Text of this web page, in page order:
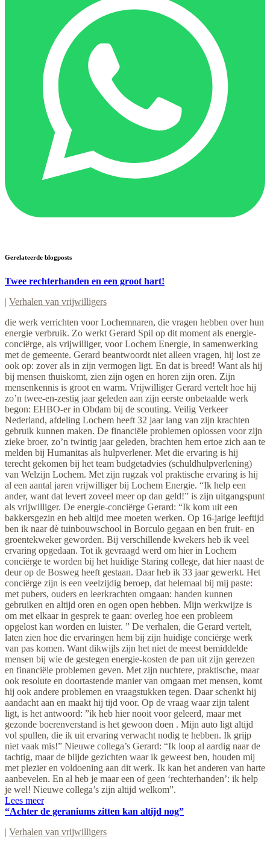
Gerelateerde blogposts
Twee rechterhanden en een groot hart!
| Verhalen van vrijwilligers
die werk verrichten voor Lochemnaren, die vragen hebben over hun
energie verbruik. Zo werkt Gerard Spil op dit moment als energie-
conciërge, als vrijwilliger, voor Lochem Energie, in samenwerking
met de gemeente. Gerard beantwoordt niet alleen vragen, hij lost ze
ook op: zover als in zijn vermogen ligt. En dat is breed! Want als hij
bij mensen thuiskomt, zien zijn ogen en horen zijn oren. Zijn
mensenkennis is groot en warm. Vrijwilliger Gerard vertelt hoe hij
zo’n twee-en-zestig jaar geleden aan zijn eerste onbetaalde werk
begon: EHBO-er in Obdam bij de scouting. Veilig Verkeer
Nederland, afdeling Lochem heeft 32 jaar lang van zijn krachten
gebruik kunnen maken. De financiële problemen oplossen voor zijn
zieke broer, zo’n twintig jaar geleden, brachten hem ertoe zich aan te
melden bij Humanitas als hulpverlener. Met die ervaring is hij
terecht gekomen bij het team budgetadvies (schuldhulpverlening)
van Welzijn Lochem. Met zijn rugzak vol praktische ervaring is hij
al een aantal jaren vrijwilliger bij Lochem Energie. “Ik help een
ander, want dat levert zoveel meer op dan geld!” is zijn uitgangspunt
als vrijwilliger. De energie-conciërge Gerard: “Ik kom uit een
bakkersgezin en heb altijd mee moeten werken. Op 16-jarige leeftijd
ben ik naar dè tuinbouwschool in Borculo gegaan en ben fruit- en
groentekweker geworden. Bij verschillende kwekers heb ik veel
ervaring opgedaan. Tot ik gevraagd werd om hier in Lochem
conciërge te worden bij het huidige Staring college, dat hier naast de
deur op de Bosweg heeft gestaan. Daar heb ik 33 jaar gewerkt. Het
conciërge zijn is een veelzijdig beroep, dat helemaal bij mij paste:
met pubers, ouders en leerkrachten omgaan: handen kunnen
gebruiken en altijd oren en ogen open hebben. Mijn werkwijze is
om met elkaar in gesprek te gaan: overleg hoe een probleem
opgelost kan worden en luister. ” De verhalen, die Gerard vertelt,
laten zien hoe die ervaringen hem bij zijn huidige conciërge werk
van pas komen. Want dikwijls zijn het niet de meest bemiddelde
mensen bij wie de gestegen energie-kosten de pan uit zijn gerezen
en financiële problemen geven. Met zijn nuchtere, praktische, maar
ook resolute en doortastende manier van omgaan met mensen, komt
hij ook andere problemen en vraagstukken tegen. Daar schenkt hij
aandacht aan en maakt hij tijd voor. Op de vraag waar zijn talent
ligt, is het antwoord: ”ik heb hier nooit voor geleerd, maar met
gezonde boerenverstand is het gewoon doen . Mijn auto ligt altijd
vol spullen, die ik uit ervaring verwacht nodig te hebben. Ik grijp
niet vaak mis!” Nieuwe collega’s Gerard: “Ik loop al aardig naar de
tachtig, maar de blijde gezichten waar ik geweest ben, houden mij
met plezier en voldoening aan dit werk. Ik kan het anderen van harte
aanbevelen. En al heb je maar een of geen ‘rechterhanden’: ik help
je wel! Nieuwe collega’s zijn altijd welkom”.
Lees meer
“Achter de geraniums zitten kan altijd nog”
| Verhalen van vrijwilligers